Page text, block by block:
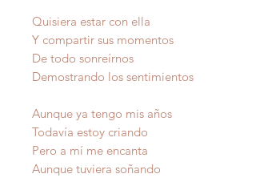
Quisiera estar con ella
Y compartir sus momentos
De todo sonreírnos
Demostrando los sentimientos
Aunque ya tengo mis años
Todavía estoy criando
Pero a mí me encanta
Aunque tuviera soñando